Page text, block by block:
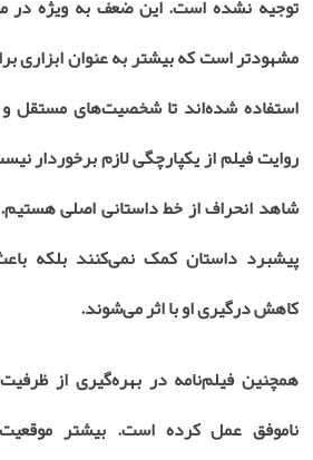
توجیه نشده است. این ضعف به ویژه
مشهودتر است که بیشتر به عنوان ابزاری
استفاده شده‌اند تا شخصیت‌های مستقل و
روایت فیلم از یکپارچگی لازم برخوردار
شاهد انحراف از خط داستانی اصلی هستیم.
پیشبرد داستان کمک نمی‌کنند بلکه
کاهش درگیری او با اثر می‌شوند.
همچنین فیلم‌نامه در بهره‌گیری از
ناموفق عمل کرده است. بیشتر